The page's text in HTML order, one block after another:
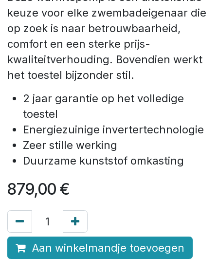
keuze voor elke zwembadeigenaar die
op zoek is naar betrouwbaarheid,
comfort en een sterke prijs-
kwaliteitverhouding. Bovendien werkt
het toestel bijzonder stil.
2 jaar garantie op het volledige
toestel
Energiezuinige invertertechnologie
Zeer stille werking
Duurzame kunststof omkasting
879,00 €
Aan winkelmandje toevoegen